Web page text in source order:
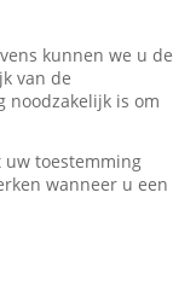
kunnen we u de
van de
noodzakelijk is om
uw toestemming
wanneer u een